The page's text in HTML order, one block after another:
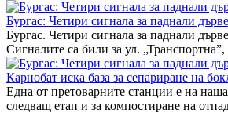
Бургас: Четири сигнала за паднали
Бургас. Четири сигнала за паднали
Сигналите са били за ул.
Карнобат иска база за сепариране на
Една от претоварните станции е на
следващ етап и за компостиране на